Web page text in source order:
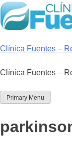
Skip
to
content
Clínica Fuentes –
Clínica Fuentes –
Primary Menu